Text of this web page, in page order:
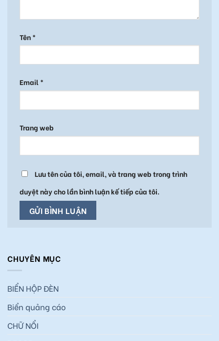
Tên*
Email*
Trang web
Lưu tên của tôi, email, và trang web trong trình
duyệt này cho lần bình luận kế tiếp của tôi.
CHUYÊN MỤC
BIỂN HỘP ĐÈN
Biển quảng cáo
CHỮ NỔI